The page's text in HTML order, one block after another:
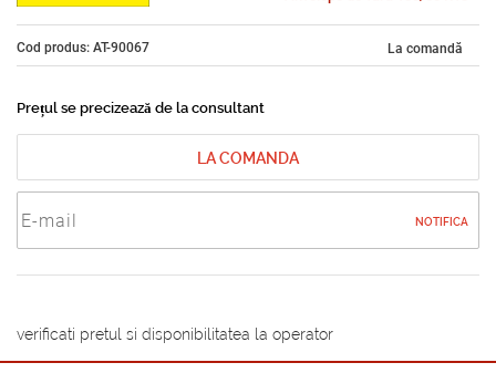
Cod produs: AT-90067 La comandă
Prețul se precizează de la consultant
LA COMANDA
NOTIFICA
verificati pretul si disponibilitatea la operator